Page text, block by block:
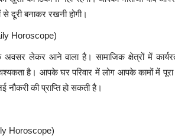
दूरी बनाकर रखनी होगी।
Horoscope)
लेकर आने वाला है। सामाजिक क्षेत्रों में
है। आपके घर परिवार में लोग आपके कामों में
की प्राप्ति हो सकती है।
Horoscope)